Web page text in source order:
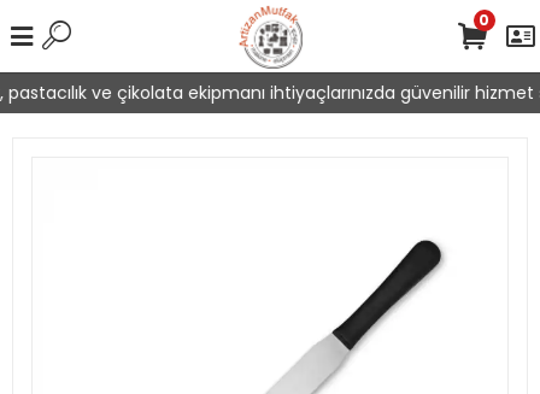
ve çikolata ekipmanı ihtiyaçlarınızda güvenilir hizmet
0